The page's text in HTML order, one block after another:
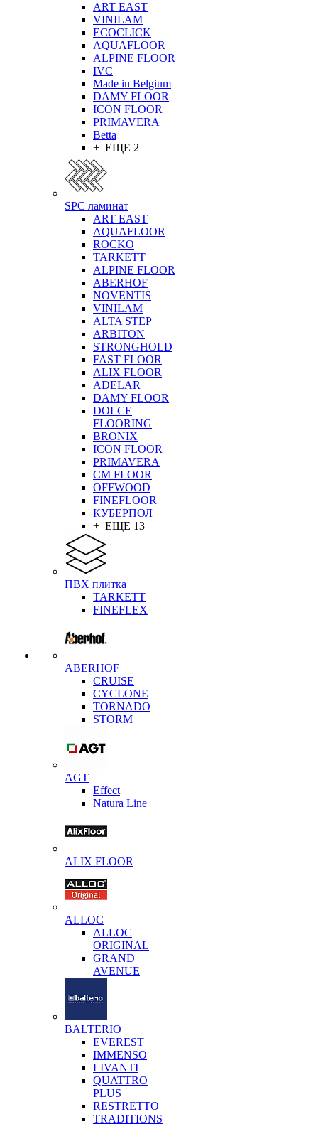
ART EAST
VINILAM
ECOCLICK
AQUAFLOOR
ALPINE FLOOR
IVC
Made in Belgium
DAMY FLOOR
ICON FLOOR
PRIMAVERA
Betta
+ ЕЩЕ 2
SPC ламинат
ART EAST
AQUAFLOOR
ROCKO
TARKETT
ALPINE FLOOR
ABERHOF
NOVENTIS
VINILAM
ALTA STEP
ARBITON
STRONGHOLD
FAST FLOOR
ALIX FLOOR
ADELAR
DAMY FLOOR
DOLCE
FLOORING
BRONIX
ICON FLOOR
PRIMAVERA
CM FLOOR
OFFWOOD
FINEFLOOR
КУБЕРПОЛ
+ ЕЩЕ 13
ПВХ плитка
TARKETT
FINEFLEX
ABERHOF
CRUISE
CYCLONE
TORNADO
STORM
AGT
Effect
Natura Line
ALIX FLOOR
ALLOC
ALLOC
ORIGINAL
GRAND
AVENUE
BALTERIO
EVEREST
IMMENSO
LIVANTI
QUATTRO
PLUS
RESTRETTO
TRADITIONS